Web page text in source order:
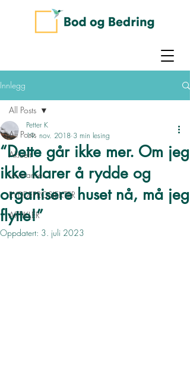
Innlegg
All Posts
Aktuelt
Leveranser
RYDDEPROSJEKTER
ARTIKLER
All Posts
“Dette går ikke mer. Om jeg
ikke klarer å rydde og
organisere huset nå, må jeg
flytte!”
Petter K
19. nov. 2018 3 min lesing
Oppdatert: 3. juli 2023